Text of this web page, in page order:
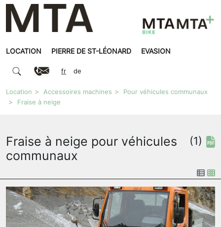
LOCATION PIERRE DE ST-LÉONARD EVASION
fr de
Location Accessoires machines
Pour véhicules communaux
Fraise à neige
Fraise à neige pour véhicules
communaux
(1)